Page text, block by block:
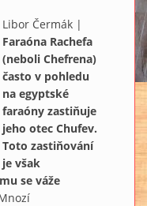
Libor Čermák |
Faraóna Rachefa
(neboli Chefrena)
často v pohledu
na egyptské
faraóny zastiňuje
jeho otec Chufev.
Toto zastiňování
je však
se váže